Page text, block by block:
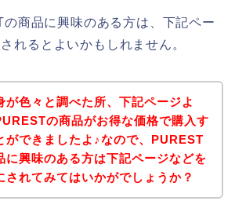
商品に興味のある方は、下記ペー
れるとよいかもしれません。
が色々と調べた所、下記ページよ
の商品がお得な価格で購入す
ができましたよ♪なので、PUREST
に興味のある方は下記ページなどを
されてみてはいかがでしょうか？